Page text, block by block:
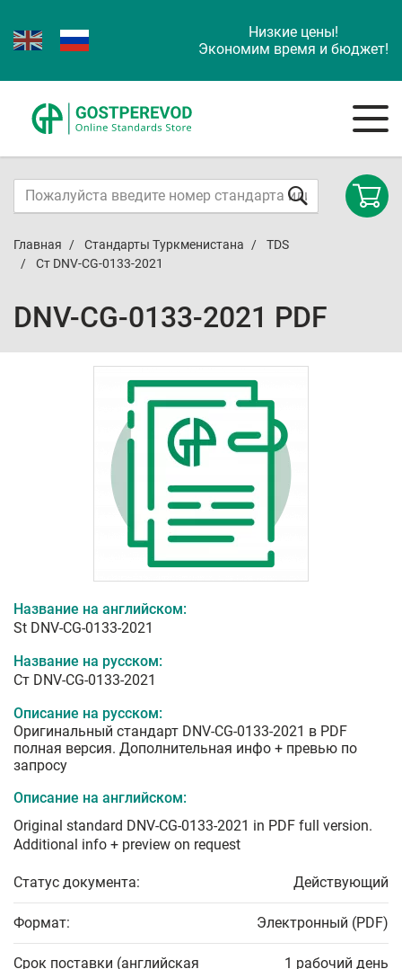
Низкие цены!
Экономим время и бюджет!
Главная Стандарты Туркменистана
TDS
Ст DNV-CG-0133-2021
DNV-CG-0133-2021 PDF
Название на английском:
St DNV-CG-0133-2021
Название на русском:
Ст DNV-CG-0133-2021
Описание на русском:
Оригинальный стандарт DNV-CG-0133-2021 в PDF
полная версия. Дополнительная инфо + превью по
запросу
Описание на английском:
Original standard DNV-CG-0133-2021 in PDF full version.
Additional info + preview on request
Статус документа: Действующий
Формат: Электронный (PDF)
Срок поставки (английская
1 рабочий день